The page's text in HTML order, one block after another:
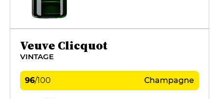
Veuve Clicquot
VINTAGE
96/100 Champagne